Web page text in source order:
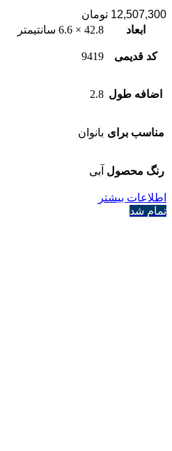
12,507,300 تومان
ابعاد
42.8 × 6.6 سانتیمتر
کد قدیمی 9419
اضافه طول 2.8
مناسب برای بانوان
رنگ محصول آبی
اطلاعات بیشتر
تمام شد